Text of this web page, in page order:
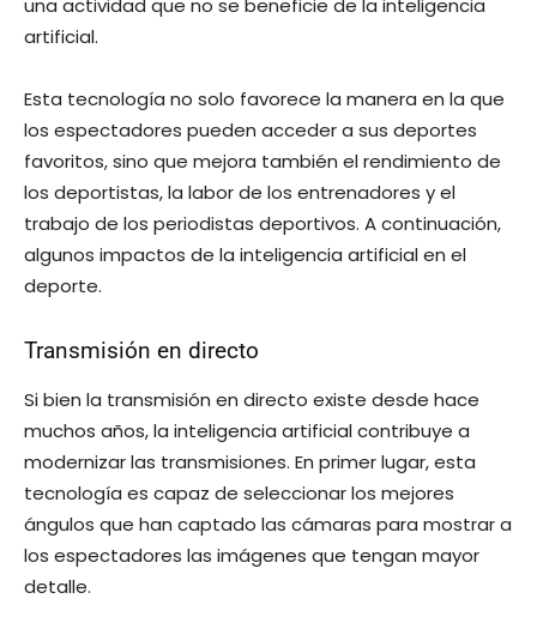
artificial.
Esta tecnología no solo favorece la manera en la que
los espectadores pueden acceder a sus deportes
favoritos, sino que mejora también el rendimiento de
los deportistas, la labor de los entrenadores y el
trabajo de los periodistas deportivos. A continuación,
algunos impactos de la inteligencia artificial en el
deporte.
Transmisión en directo
Si bien la transmisión en directo existe desde hace
muchos años, la inteligencia artificial contribuye a
modernizar las transmisiones. En primer lugar, esta
tecnología es capaz de seleccionar los mejores
ángulos que han captado las cámaras para mostrar a
los espectadores las imágenes que tengan mayor
detalle.